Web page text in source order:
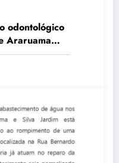
odontológico
Araruama
atípicas